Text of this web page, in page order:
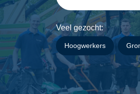
Veel gezocht:
Hoogwerkers